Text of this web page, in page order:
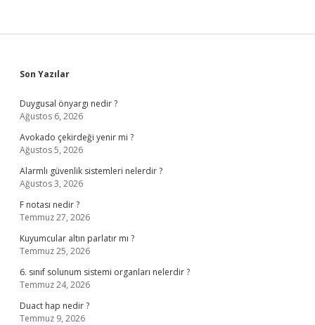
Sidebar
Son Yazılar
Duygusal önyargı nedir ?
Ağustos 6, 2026
Avokado çekirdeği yenir mi ?
Ağustos 5, 2026
Alarmlı güvenlik sistemleri nelerdir ?
Ağustos 3, 2026
F notası nedir ?
Temmuz 27, 2026
Kuyumcular altın parlatır mı ?
Temmuz 25, 2026
6. sınıf solunum sistemi organları nelerdir ?
Temmuz 24, 2026
Duact hap nedir ?
Temmuz 9, 2026